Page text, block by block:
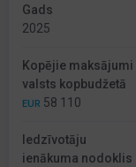
Gads
2025
Kopējie maksājumi
valsts kopbudžetā
EUR 58 110
Iedzīvotāju
ienākuma nodoklis